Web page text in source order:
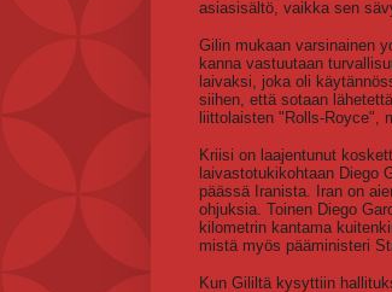
asiasisältö, vaikka sen
Gilin mukaan varsinainen
kanna vastuutaan
laivaksi, joka oli
siihen, että sotaan
liittolaisten "Rolls-Royce",
Kriisi on laajentunut
laivastotukikohtaan Diego
päässä Iranista. Iran on
ohjuksia. Toinen Diego
kilometrin kantama
mistä myös pääministeri
Kun Gililtä kysyttiin